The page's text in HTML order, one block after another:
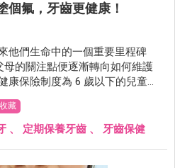
個氟，牙齒更健康！
他們生命中的一個重要里程碑
的關注點便逐漸轉向如何維護
康保險制度為 6 歲以下的兒童提
年免費進行一次牙齒氟化處理，
蛀牙之苦。然而，許多家長對於
行氟化處理的具體益處和可能的
收藏
、 定期保養牙齒 、 牙齒保健